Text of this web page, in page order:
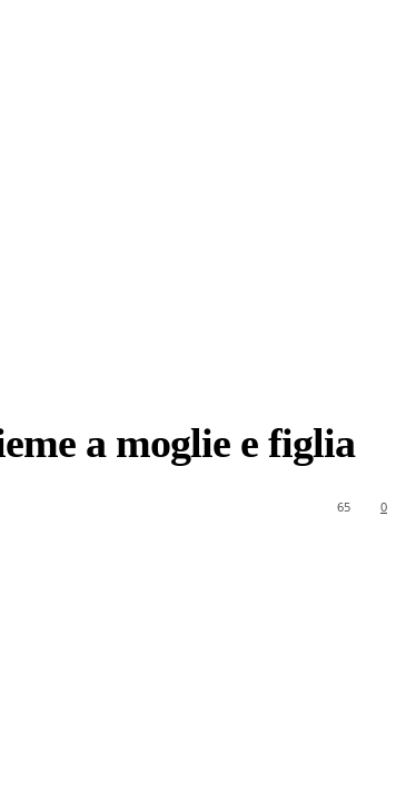
a moglie e figlia
0
65